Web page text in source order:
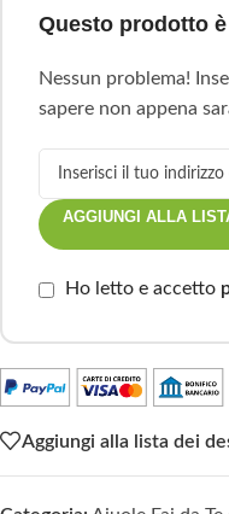
Questo prodotto
Nessun problema!
sapere non appena
AGGIUNGI ALLA
Ho letto e accetto
Aggiungi alla lista dei